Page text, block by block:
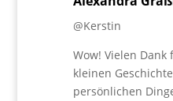
@Kerstin
Wow! Vielen
kleinen
persönlichen